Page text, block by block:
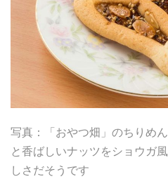
写真：「おやつ畑」のちりめ
と香ばしいナッツをショウガ
しさだそうです